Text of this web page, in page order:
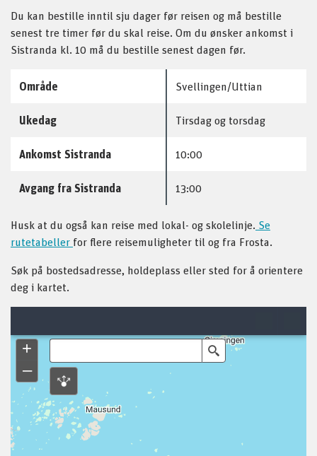
Du kan bestille inntil sju dager før reisen og må bestille
senest tre timer før du skal reise. Om du ønsker ankomst i
Sistranda kl. 10 må du bestille senest dagen før.
Område Svellingen/Uttian
Ukedag Tirsdag og torsdag
Ankomst Sistranda 10:00
Avgang fra Sistranda 13:00
Husk at du også kan reise med lokal- og skolelinje. Se
rutetabeller for flere reisemuligheter til og fra Frosta.
Søk på bostedsadresse, holdeplass eller sted for å orientere
deg i kartet.